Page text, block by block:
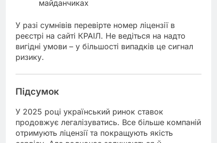
майданчиках
У разі сумнівів перевірте номер ліцензії в
реєстрі на сайті КРАІЛ. Не ведіться на надто
вигідні умови – у більшості випадків це сигнал
ризику.
Підсумок
У 2025 році український ринок ставок
продовжує легалізуватись. Все більше компаній
отримують ліцензії та покращують якість